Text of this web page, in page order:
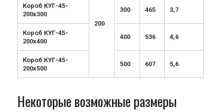
200
Короб КУГ-45-
200х300
300 465 3,7
Короб КУГ-45-
200х400
400 536 4,6
Короб КУГ-45-
200х500
500 607 5,6
Некоторые возможные размеры